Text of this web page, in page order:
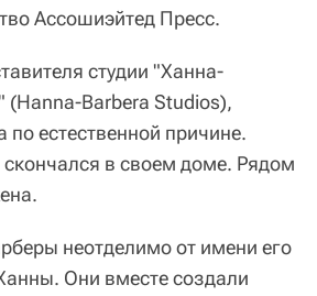
Ассошиэйтед Пресс.
студии "Ханна-
(Hanna-Barbera Studios),
по естественной причине.
в своем доме. Рядом
неотделимо от имени его
Они вместе создали